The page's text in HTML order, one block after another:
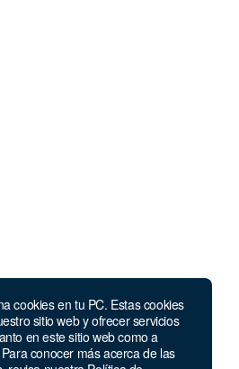
cookies en tu PC. Estas cookies
sitio web y ofrecer servicios
en este sitio web como a
conocer más acerca de las